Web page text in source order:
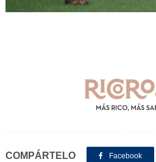
COMPÁRTELO Facebook